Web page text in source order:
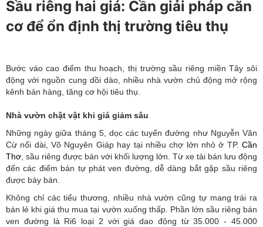
Sầu riêng hai giá: Cần giải pháp căn
cơ để ổn định thị trường tiêu thụ
Bước vào cao điểm thu hoạch, thị trường sầu riêng miền Tây sôi
động với nguồn cung dồi dào, nhiều nhà vườn chủ động mở rộng
kênh bán hàng, tăng cơ hội tiêu thụ.
Nhà vườn chật vật khi giá giảm sâu
Những ngày giữa tháng 5, dọc các tuyến đường như Nguyễn Văn
Cừ nối dài, Võ Nguyên Giáp hay tại nhiều chợ lớn nhỏ ở TP. Cần
Thơ , sầu riêng được bán với khối lượng lớn. Từ xe tải bán lưu động
đến các điểm bán tự phát ven đường, dễ dàng bắt gặp sầu riêng
được bày bán.
Không chỉ các tiểu thương, nhiều nhà vườn cũng tự mang trái ra
bán lẻ khi giá thu mua tại vườn xuống thấp. Phần lớn sầu riêng bán
ven đường là Ri6 loại 2 với giá dao động từ 35.000 - 45.000